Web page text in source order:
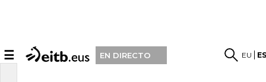
☰ EN DIRECTO EU